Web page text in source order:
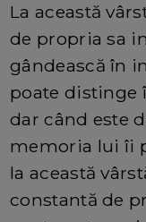
La această
de propria sa
gândească în
poate distinge
dar când este
memoria lui îi
la această
constantă de